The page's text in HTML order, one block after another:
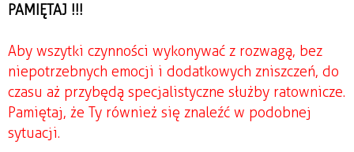
PAMIĘTAJ !!!
Aby wszytki czynności wykonywać z rozwagą, bez
niepotrzebnych emocji i dodatkowych zniszczeń, do
czasu aż przybędą specjalistyczne służby ratownicze.
Pamiętaj, że Ty również się znaleźć w podobnej
sytuacji.